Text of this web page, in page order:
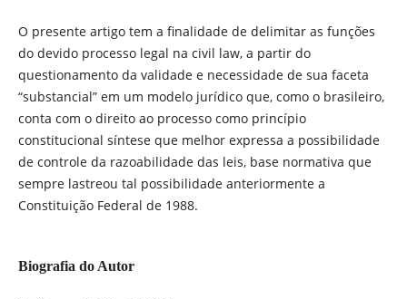
O presente artigo tem a finalidade de delimitar as funções
do devido processo legal na civil law, a partir do
questionamento da validade e necessidade de sua faceta
“substancial” em um modelo jurídico que, como o brasileiro,
conta com o direito ao processo como princípio
constitucional síntese que melhor expressa a possibilidade
de controle da razoabilidade das leis, base normativa que
sempre lastreou tal possibilidade anteriormente a
Constituição Federal de 1988.
Biografia do Autor